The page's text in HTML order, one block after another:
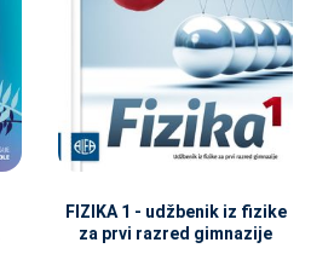
FIZIKA 1 - udžbenik iz fizike
za prvi razred gimnazije